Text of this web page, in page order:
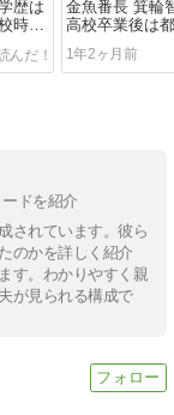
歴は
時代
金魚番長 箕輪
高校卒業後は
学へ行った！
1年2ヶ月前
ドを紹介
されています。彼ら
のかを詳しく紹介
す。わかりやすく親
が見られる構成で